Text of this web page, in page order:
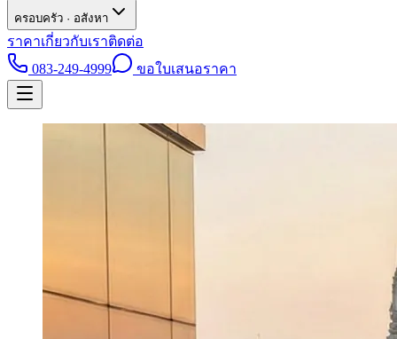
ครอบครัว · อสังหา
ราคาเกี่ยวกับเราติดต่อ
083-249-4999
ขอใบเสนอราคา